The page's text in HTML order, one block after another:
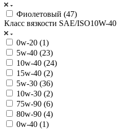
Фиолетовый (47)
Класс вязкости SAE/ISO10W-40
0w-20 (1)
5w-40 (23)
10w-40 (24)
15w-40 (2)
5w-30 (36)
10w-30 (2)
75w-90 (6)
80w-90 (4)
0w-40 (1)